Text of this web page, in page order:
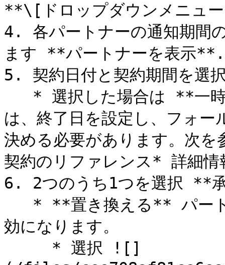
**\[ドロップダウンメニュ
4. 各パートナーの通知期間
ます **パートナーを表示**.
5. 契約日付と契約期間を選
は、終了日を設定し、フォ
決める必要があります。次
契約のリファレンス* 詳細情
6. 2つのうち1つを選択 **
効になります。